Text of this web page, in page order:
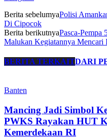
Berita sebelumyaPolisi
Di Cipocok
Berita berikutnyaPasca-Pempa
Malukan Kegiatannya Mencari
BERITA TERKAITDARI
Banten
Mancing Jadi Simbol
PWKS Rayakan HUT
Kemerdekaan RI